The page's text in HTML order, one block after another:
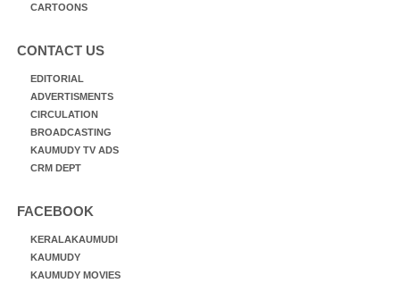
CARTOONS
CONTACT US
EDITORIAL
ADVERTISMENTS
CIRCULATION
BROADCASTING
KAUMUDY TV ADS
CRM DEPT
FACEBOOK
KERALAKAUMUDI
KAUMUDY
KAUMUDY MOVIES